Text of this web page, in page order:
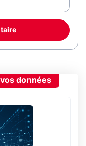
données